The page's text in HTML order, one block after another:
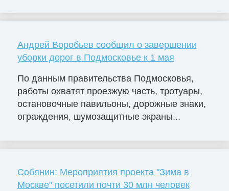
Андрей Воробьев сообщил о завершении
уборки дорог в Подмосковье к 1 мая
По данным правительства Подмосковья,
работы охватят проезжую часть, тротуары,
остановочные павильоны, дорожные знаки,
ограждения, шумозащитные экраны...
Собянин: Мероприятия проекта "Зима в
Москве" посетили почти 30 млн человек